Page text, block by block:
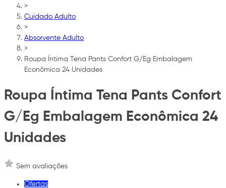
>
Cuidado Adulto
>
Absorvente Adulto
>
Roupa Íntima Tena Pants Confort G/Eg Embalagem
Econômica 24 Unidades
Roupa Íntima Tena Pants Confort
G/Eg Embalagem Econômica 24
Unidades
Sem avaliações
Ofertas